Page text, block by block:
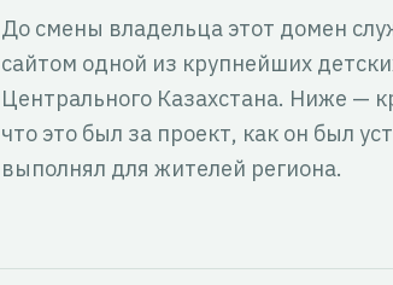
До смены владельца этот домен
сайтом одной из крупнейших
Центрального Казахстана. Ниже —
что это был за проект, как он был
выполнял для жителей региона.